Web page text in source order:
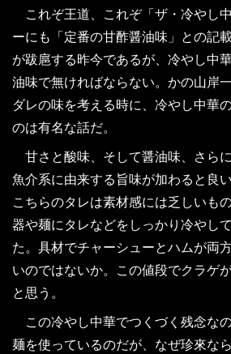
これぞ王道、これぞ「ザ・冷やし
ーにも「定番の甘酢醤油味」との記
が跋扈する昨今であるが、冷やし中
油味で無ければならない。かの山岸
ダレの味を考える時に、冷やし中華
のは有名な話だ。
甘さと酸味、そして醤油味、さら
魚介系に由来する旨味が加わると良
こちらのタレは素材感には乏しいも
器や麺にタレなどをしっかり冷やし
た。具材でチャーシューとハムが両
いのではないか。この値段でクラゲ
と思う。
この冷やし中華でつくづく残念な
麺を使っているのだが、なぜ珍來な